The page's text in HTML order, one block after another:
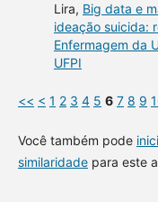
Lira, Big data e
ideação suicida:
Enfermagem da
UFPI
<< < 1 2 3 4 5 6 7 8 9
Você também pode
similaridadepara este